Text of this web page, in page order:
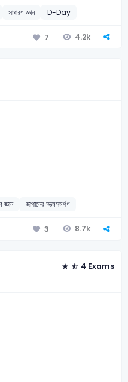
সাধারণ জ্ঞান D-Day
7 4.2k
জ্ঞান জাপানের আত্মসমর্পণ
3 8.7k
4 Exams